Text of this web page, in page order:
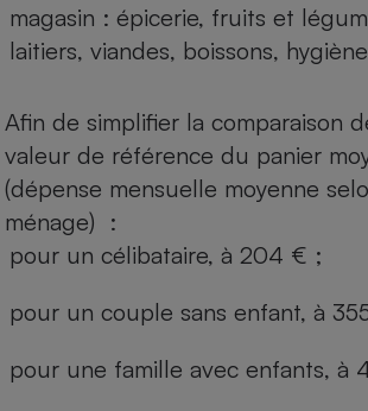
magasin : épicerie, fruits et
laitiers, viandes, boissons,
Afin de simplifier la comparaison
valeur de référence du panier
(dépense mensuelle moyenne
ménage) :
pour un célibataire, à 204 € ;
pour un couple sans enfant, à
pour une famille avec enfants, à